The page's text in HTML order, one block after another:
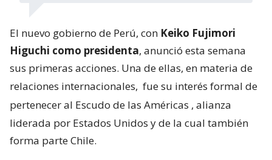
El nuevo gobierno de Perú, con Keiko Fujimori
Higuchi como presidenta, anunció esta semana
sus primeras acciones. Una de ellas, en materia de
relaciones internacionales, fue su interés formal de
pertenecer al Escudo de las Américas , alianza
liderada por Estados Unidos y de la cual también
forma parte Chile.